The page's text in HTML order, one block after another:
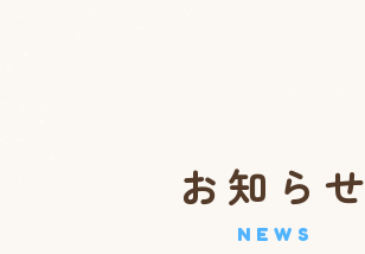
お知らせ
NEWS